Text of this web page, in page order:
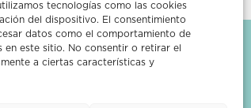
tecnologías como las cookies
del dispositivo. El consentimiento
datos como el comportamiento de
en este sitio. No consentir o retirar el
a ciertas características y